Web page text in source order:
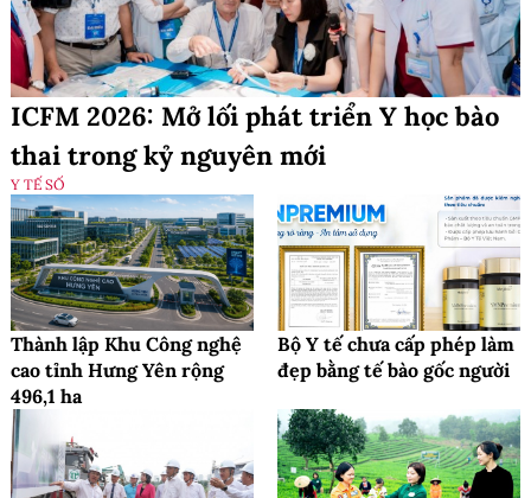
ICFM 2026: Mở lối phát triển Y học bào
thai trong kỷ nguyên mới
Y TẾ SỐ
Thành lập Khu Công nghệ
cao tỉnh Hưng Yên rộng
496,1 ha
Bộ Y tế chưa cấp phép làm
đẹp bằng tế bào gốc người